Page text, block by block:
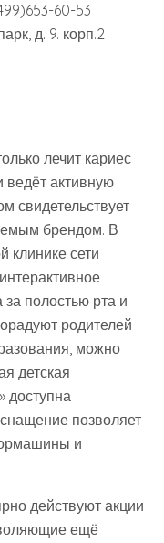
60-53
д. 9. корп.2
лечит кариес
активную
свидетельствует
брендом. В
клинике сети
полостью рта и
родителей
можно
детская
доступна
позволяет
и
действуют акции
ещё